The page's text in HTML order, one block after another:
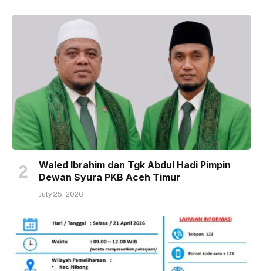
Waled Ibrahim dan Tgk Abdul Hadi Pimpin
Dewan Syura PKB Aceh Timur
July 25, 2026